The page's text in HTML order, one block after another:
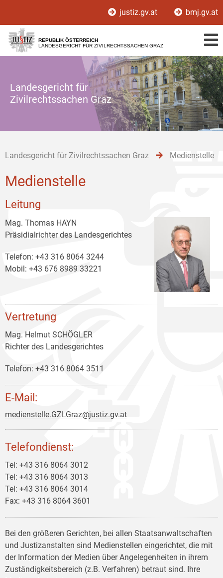
[1]
[2]
[3]
justiz.gv.at bmj.gv.at
REPUBLIK ÖSTERREICH
LANDESGERICHT FÜR ZIVILRECHTSSACHEN GRAZ
Landesgericht für
Zivilrechtssachen Graz
Landesgericht für Zivilrechtssachen Graz Medienstelle
Medienstelle
Leitung
Mag. Thomas HAYN
Präsidialrichter des Landesgerichtes
Telefon: +43 316 8064 3244
Mobil: +43 676 8989 33221
Vertretung
Mag. Helmut SCHÖGLER
Richter des Landesgerichtes
Telefon: +43 316 8064 3511
E-Mail:
medienstelle.GZLGraz@justiz.gv.at
Telefondienst:
Tel: +43 316 8064 3012
Tel: +43 316 8064 3013
Tel: +43 316 8064 3014
Fax: +43 316 8064 3601
Bei den größeren Gerichten, bei allen Staatsanwaltschaften
und Justizanstalten sind Medienstellen eingerichtet, die mit
der Information der Medien über Angelegenheiten in ihrem
Zuständigkeitsbereich (z.B. Verfahren) betraut sind. Ihre